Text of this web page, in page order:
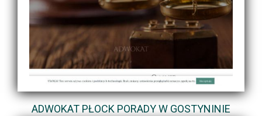
ADWOKAT PŁOCK PORADY W GOSTYNINIE